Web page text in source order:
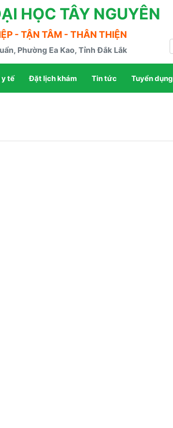
HỌC TÂY NGUYÊN
- TẬN TÂM - THÂN THIỆN
Phường Ea Kao, Tỉnh Đắk Lắk
y tế Đặt lịch khám Tin tức Tuyển dụng